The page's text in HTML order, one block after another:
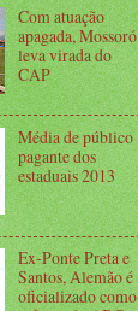
Com atuação
apagada, Mossoró
leva virada do
CAP
Média de público
pagante dos
estaduais 2013
Ex-Ponte Preta e
Santos, Alemão é
oficializado como